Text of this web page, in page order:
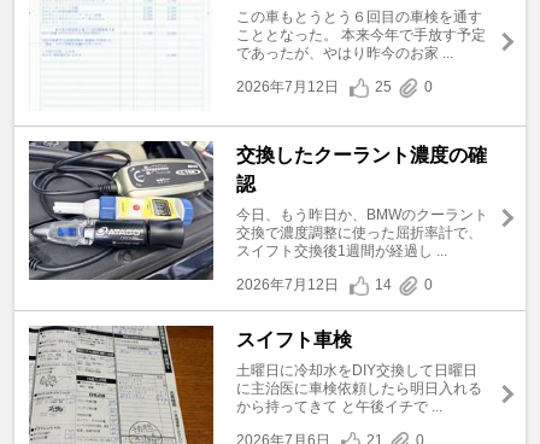
この車もとうとう６回目の車検を通す
こととなった。 本来今年で手放す予定
であったが、やはり昨今のお家 ...
2026年7月12日
25 0
交換したクーラント濃度の確
認
今日、もう昨日か、BMWのクーラント
交換で濃度調整に使った屈折率計で、
スイフト交換後1週間が経過し ...
2026年7月12日
14 0
スイフト車検
土曜日に冷却水をDIY交換して日曜日
に主治医に車検依頼したら明日入れる
から持ってきて と午後イチで ...
2026年7月6日
21 0